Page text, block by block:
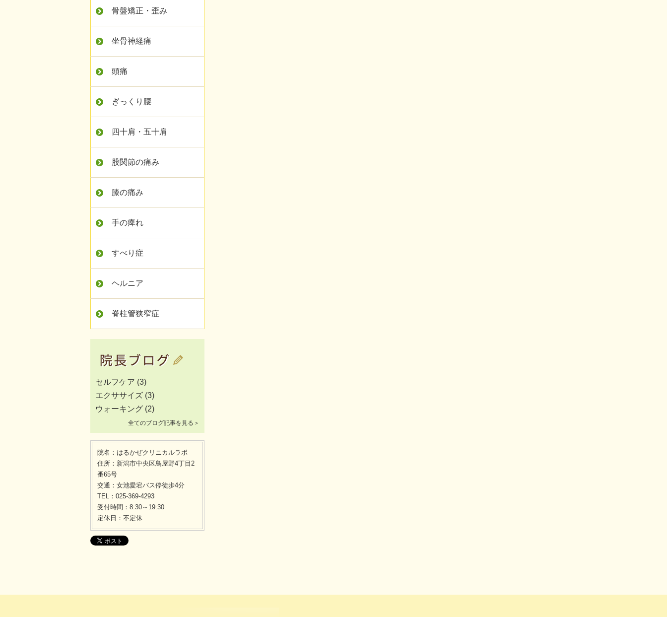
骨盤矯正・歪み
坐骨神経痛
頭痛
ぎっくり腰
四十肩・五十肩
股関節の痛み
膝の痛み
手の痺れ
すべり症
ヘルニア
脊柱管狭窄症
セルフケア (3)
エクササイズ (3)
ウォーキング (2)
全てのブログ記事を見る＞
院名：はるかぜクリニカルラボ
住所：新潟市中央区鳥屋野4丁目2
番65号
交通：女池愛宕バス停徒歩4分
TEL：025-369-4293
受付時間：8:30～19:30
定休日：不定休